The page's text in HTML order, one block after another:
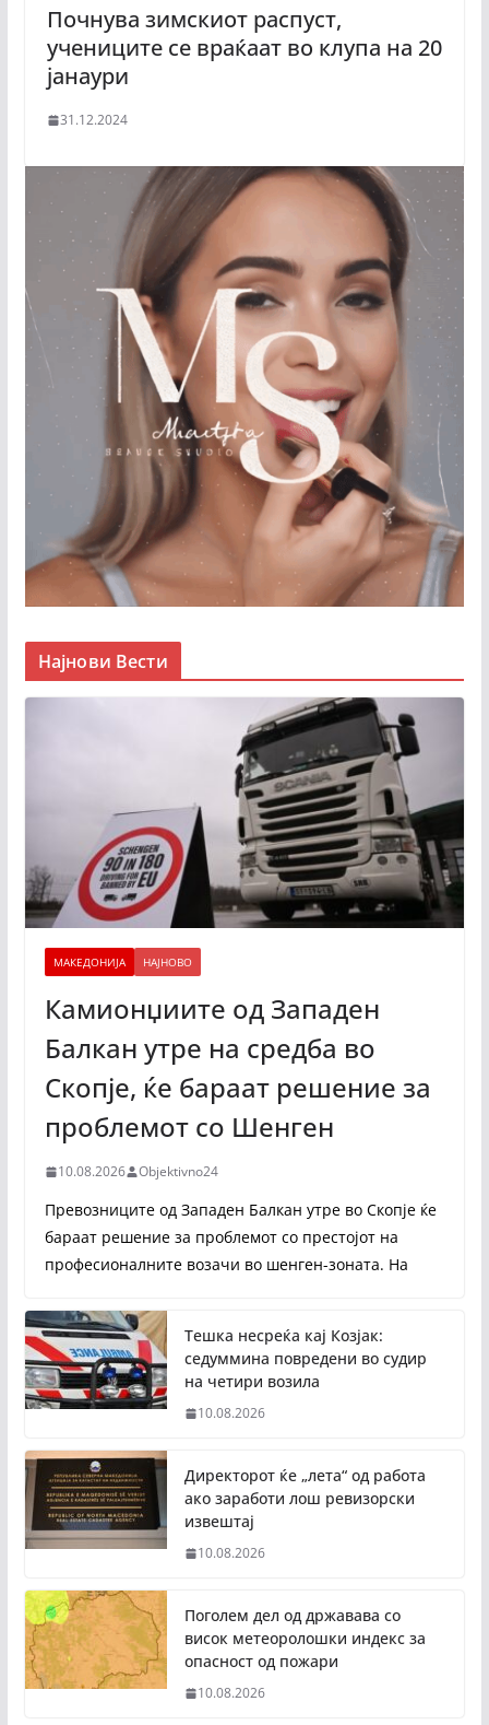
Почнува зимскиот распуст,
учениците се враќаат во клупа на 20
јанаури
31.12.2024
Најнови Вести
МАКЕДОНИЈА НАЈНОВО
Камионџиите од Западен
Балкан утре на средба во
Скопје, ќе бараат решение за
проблемот со Шенген
10.08.2026 Objektivno24
Превозниците од Западен Балкан утре во Скопје ќе
бараат решение за проблемот со престојот на
професионалните возачи во шенген-зоната. На
Тешка несреќа кај Козјак:
седуммина повредени во судир
на четири возила
10.08.2026
Директорот ќе „лета“ од работа
ако заработи лош ревизорски
извештај
10.08.2026
Поголем дел од државава со
висок метеоролошки индекс за
опасност од пожари
10.08.2026